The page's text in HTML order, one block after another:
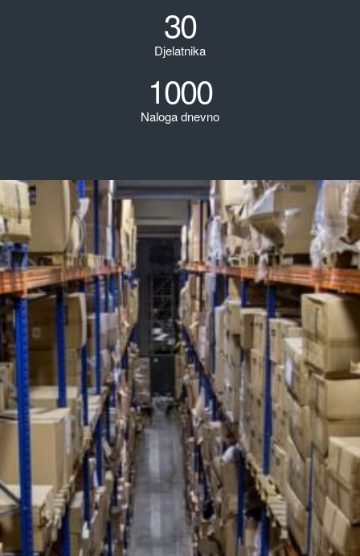
30
Djelatnika
1000
Naloga dnevno